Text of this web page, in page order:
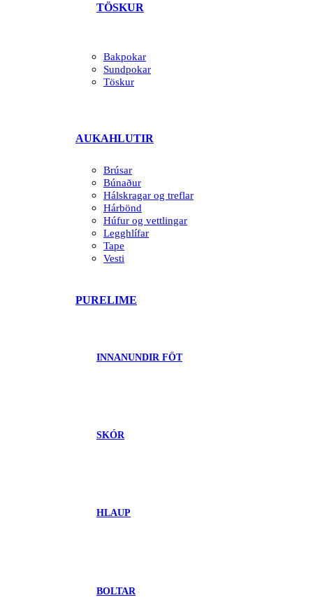
TÖSKUR
Bakpokar
Sundpokar
Töskur
AUKAHLUTIR
Brúsar
Búnaður
Hálskragar og treflar
Hárbönd
Húfur og vettlingar
Legghlífar
Tape
Vesti
PURELIME
INNANUNDIR FÖT
SKÓR
HLAUP
BOLTAR